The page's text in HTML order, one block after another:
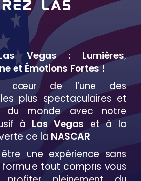
Las
Vegas : Lumières,
et Émotions Fortes !
cœur de l’une des
plus spectaculaires et
du monde avec notre
à Las Vegas et à la
de la NASCAR !
une expérience sans
tout compris vous